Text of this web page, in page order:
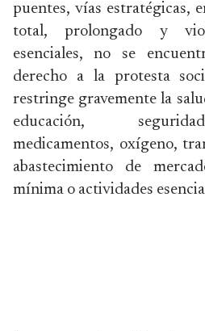
puentes, vías estratégicas,
total, prolongado y
esenciales, no se
derecho a la protesta
restringe gravemente la
educación,
medicamentos, oxígeno,
abastecimiento de
mínima o actividades